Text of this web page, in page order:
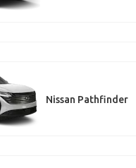
Nissan Pathfinder